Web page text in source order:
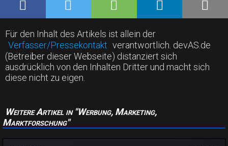
Für den Inhalt des Artikels ist allein der
Verfasser/Pressekontakt verantwortlich. devAS.de
(Betreiber dieser Webseite) distanziert sich
ausdrücklich von den Inhalten Dritter und macht sich
diese nicht zu eigen.
Weitere Artikel in "Werbung, Marketing,
Marktforschung"